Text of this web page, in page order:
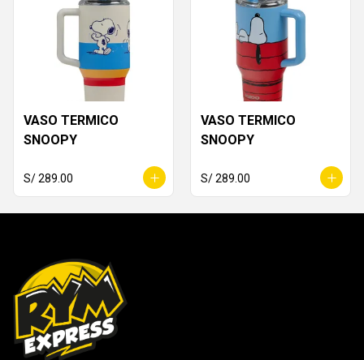
VASO TERMICO
SNOOPY
S/ 289.00
VASO TERMICO
SNOOPY
S/ 289.00